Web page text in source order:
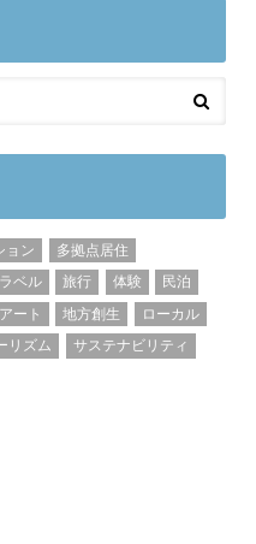
ョン
多拠点居住
ベル 旅行 体験
民泊
アート 地方創生
ローカル
リズム
サステナビリティ